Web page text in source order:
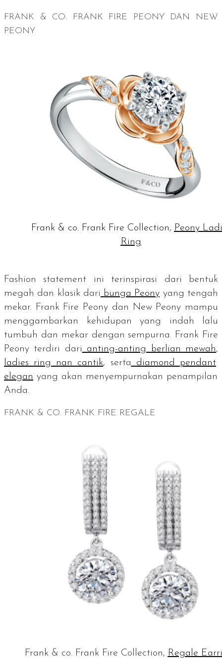
FRANK & CO. FRANK FIRE PEONY DAN NEW
PEONY
Frank & co. Frank Fire Collection, Peony
Ring
Fashion statement ini terinspirasi dari bentuk
megah dan klasik dari bunga Peony yang tengah
mekar. Frank Fire Peony dan New Peony mampu
menggambarkan kehidupan yang indah lalu
tumbuh dan mekar dengan sempurna. Frank Fire
Peony terdiri dari anting-anting berlian mewah,
ladies ring
nan cantik, serta
diamond pendant
elegan yang akan menyempurnakan penampilan
Anda.
FRANK & CO. FRANK FIRE REGALE
Frank & co. Frank Fire Collection, Regale